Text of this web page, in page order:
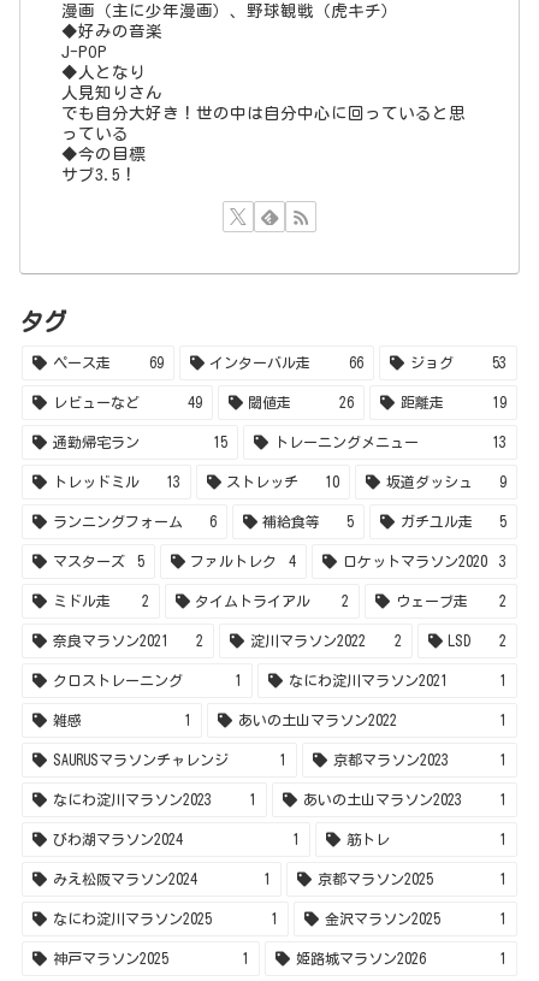
漫画（主に少年漫画）、野球観戦（虎キチ）
◆好みの音楽
J-POP
◆人となり
人見知りさん
でも自分大好き！世の中は自分中心に回っていると思
っている
◆今の目標
サブ3.5！
タグ
ペース走 69 インターバル走 66 ジョグ 53
レビューなど 49 閾値走 26 距離走 19
通勤帰宅ラン 15 トレーニングメニュー 13
トレッドミル 13 ストレッチ 10 坂道ダッシュ 9
ランニングフォーム 6 補給食等 5 ガチユル走 5
マスターズ 5 ファルトレク 4 ロケットマラソン2020 3
ミドル走 2 タイムトライアル 2 ウェーブ走 2
奈良マラソン2021 2 淀川マラソン2022 2 LSD 2
クロストレーニング 1 なにわ淀川マラソン2021 1
雑感 1 あいの土山マラソン2022 1
SAURUSマラソンチャレンジ 1 京都マラソン2023 1
なにわ淀川マラソン2023 1 あいの土山マラソン2023 1
びわ湖マラソン2024 1 筋トレ 1
みえ松阪マラソン2024 1 京都マラソン2025 1
なにわ淀川マラソン2025 1 金沢マラソン2025 1
神戸マラソン2025 1 姫路城マラソン2026 1